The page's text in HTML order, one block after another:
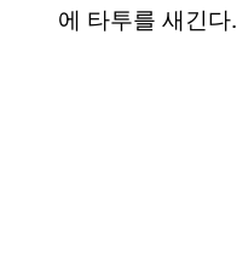
에 타투를 새긴다.